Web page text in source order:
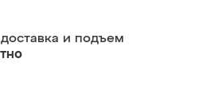
доставка и подъем